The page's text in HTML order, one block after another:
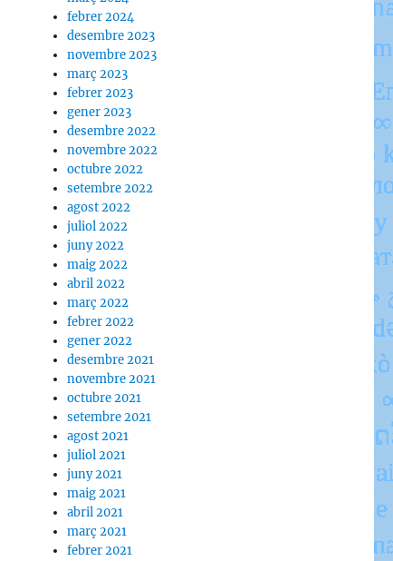
febrer 2024
desembre 2023
novembre 2023
març 2023
febrer 2023
gener 2023
desembre 2022
novembre 2022
octubre 2022
setembre 2022
agost 2022
juliol 2022
juny 2022
maig 2022
abril 2022
març 2022
febrer 2022
gener 2022
desembre 2021
novembre 2021
octubre 2021
setembre 2021
agost 2021
juliol 2021
juny 2021
maig 2021
abril 2021
març 2021
febrer 2021